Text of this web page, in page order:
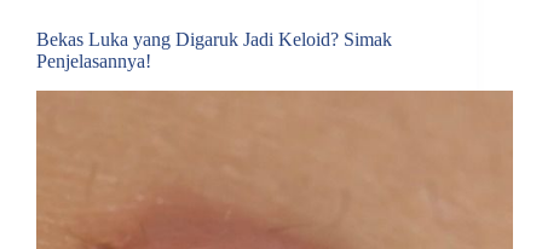
Bekas Luka yang Digaruk Jadi Keloid? Simak
Penjelasannya!